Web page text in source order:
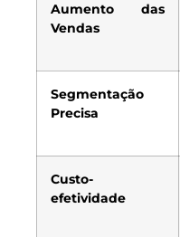
Aumento das
Vendas
Segmentação
Precisa
Custo-
efetividade